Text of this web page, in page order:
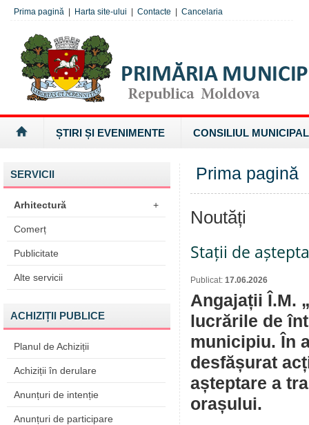
Prima pagină Harta site-ului Contacte Cancelaria
ȘTIRI ȘI EVENIMENTE CONSILIUL MUNICIPAL
SERVICII
Arhitectură +
Comerț
Publicitate
Alte servicii
ACHIZIȚII PUBLICE
Planul de Achiziții
Achiziții în derulare
Anunțuri de intenție
Anunțuri de participare
Prima pagină
Noutăți
Stații de
Publicat: 17.06.2026
Angajații Î.M.
lucrările de
municipiu. În
desfășurat
așteptare a
orașului.